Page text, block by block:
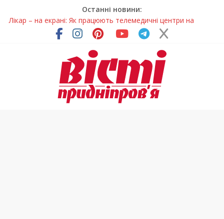
Останні новини:
Лікар – на екрані: Як працюють телемедичні центри на
Дніпропетровщині
У Дніпрі триває масштабна підготовка до опалювального
Пошуки тривають: на Дніпропетровщині досліджують місце
розташування легендарного монастиря (Фото)
Ветерани Дніпропетровщини отримують шанс на власне